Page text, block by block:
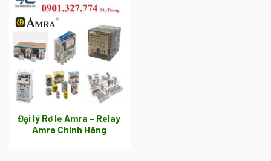
Đại lý Rơ le Amra – Relay
Amra Chính Hãng